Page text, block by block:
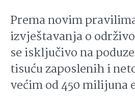
Prema novim
izvještavanja o
se isključivo na
tisuću zaposlenih i
većim od 450 milijuna